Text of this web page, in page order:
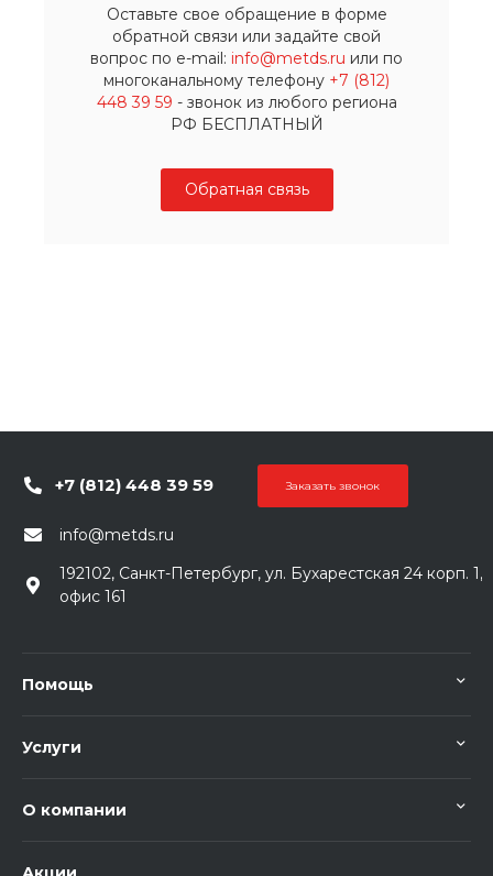
Оставьте свое обращение в форме
обратной связи или задайте свой
вопрос по e-mail: info@metds.ru или по
многоканальному телефону +7 (812)
448 39 59 - звонок из любого региона
РФ БЕСПЛАТНЫЙ
Обратная связь
+7 (812) 448 39 59 Заказать звонок
info@metds.ru
192102, Санкт-Петербург, ул. Бухарестская 24 корп. 1,
офис 161
Помощь
Услуги
О компании